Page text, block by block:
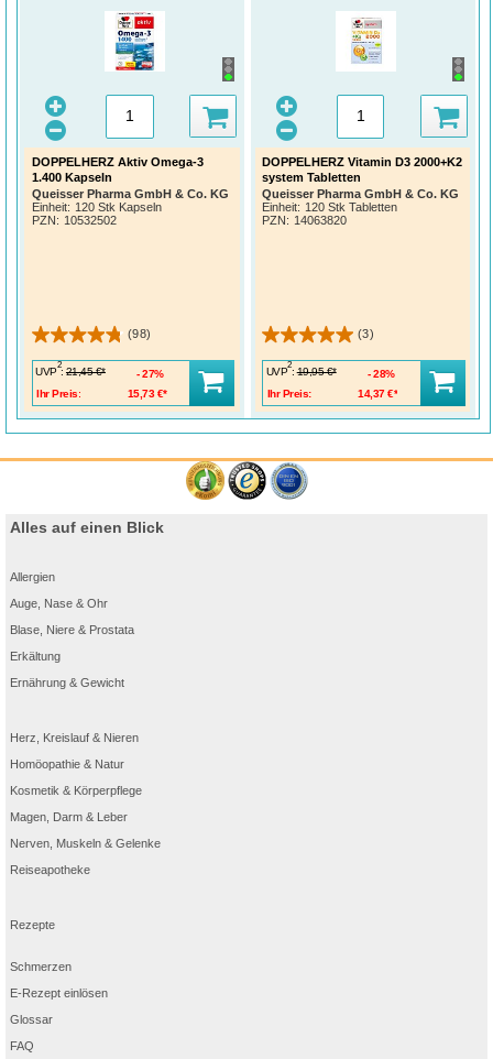
DOPPELHERZ Aktiv Omega-3
1.400 Kapseln
Queisser Pharma GmbH & Co. KG
Einheit: 120 Stk Kapseln
PZN: 10532502
(98)
UVP
2
: 21,45 €*
Ihr Preis:
15,73 €*
27%
DOPPELHERZ Vitamin D3 2000+K2
system Tabletten
Queisser Pharma GmbH & Co. KG
Einheit: 120 Stk Tabletten
PZN: 14063820
(3)
UVP
2
: 19,95 €*
Ihr Preis:
14,37 €*
28%
Alles auf einen Blick
Allergien
Auge, Nase & Ohr
Blase, Niere & Prostata
Erkältung
Ernährung & Gewicht
Herz, Kreislauf & Nieren
Homöopathie & Natur
Kosmetik & Körperpflege
Magen, Darm & Leber
Nerven, Muskeln & Gelenke
Reiseapotheke
Rezepte
Schmerzen
E-Rezept einlösen
Glossar
FAQ